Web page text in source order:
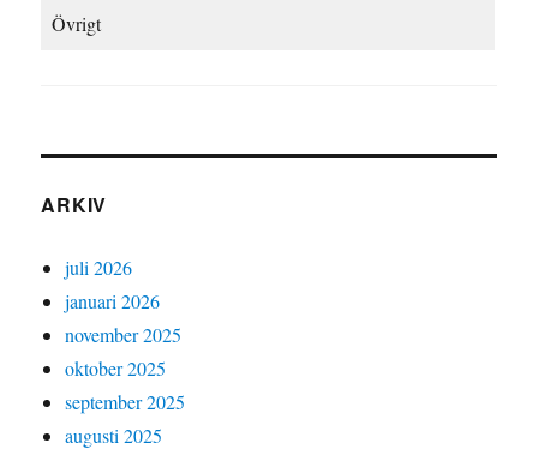
Övrigt
ARKIV
juli 2026
januari 2026
november 2025
oktober 2025
september 2025
augusti 2025